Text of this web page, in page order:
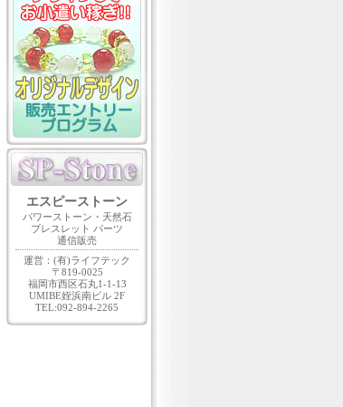
エスピーストーン
パワーストーン・天然石
ブレスレット パーツ
通信販売
運営：(有)ライフテック
〒819-0025
福岡市西区石丸1-1-13
UMIBE姪浜南ビル 2F
TEL:092-894-2265